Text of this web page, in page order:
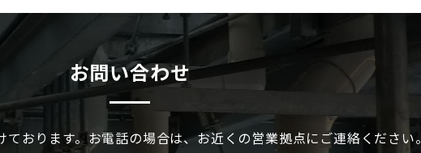
お問い合わせ
おります。お電話の場合は、お近くの営業拠点にご連絡ください。